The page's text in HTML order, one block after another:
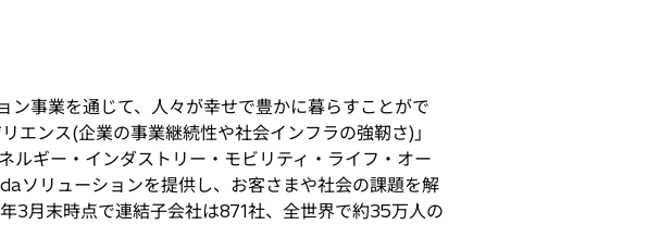
事業を通じて、人々が幸せで豊かに暮らすことがで
エンス(企業の事業継続性や社会インフラの強靭さ)」
ルギー・インダストリー・モビリティ・ライフ・オー
ソリューションを提供し、お客さまや社会の課題を解
月末時点で連結子会社は871社、全世界で約35万人の